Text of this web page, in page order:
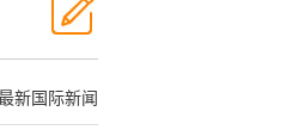
新国际新闻